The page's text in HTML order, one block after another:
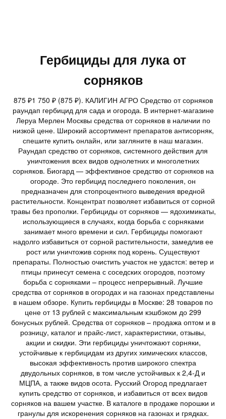
Гербициды для лука от
сорняков
875 ₽1 750 ₽ (875 ₽). КАЛИГИН АГРО Средство от сорняков
раундап гербицид для сада и огорода. В интернет-магазине
Леруа Мерлен Москвы средства от сорняков в наличии по
низкой цене. Широкий ассортимент препаратов антисорняк,
спешите купить онлайн, или загляните в наш магазин.
Раундап средство от сорняков, системного действия для
уничтожения всех видов однолетних и многолетних
сорняков. Биогард — эффективное средство от сорняков на
огороде. Это гербицид последнего поколения, он
предназначен для стопроцентного выведения вредной
растительности. Концентрат позволяет избавиться от сорной
травы без прополки. Гербициды от сорняков — ядохимикаты,
использующиеся в случаях, когда борьба с сорняками
занимает много времени и сил. Гербициды помогают
надолго избавиться от сорной растительности, замедлив ее
рост или уничтожив сорняк под корень. Существуют
препараты. Полностью очистить участок не удастся: ветер и
птицы принесут семена с соседских огородов, поэтому
борьба с сорняками – процесс непрерывный. Лучшие
средства от сорняков в огородах и на газонах представлены
в нашем обзоре. Купить гербициды в Москве: 28 товаров по
цене от 13 рублей с максимальным кэшбэком до 299
бонусных рублей. Средства от сорняков – продажа оптом и в
розницу, каталог и прайс-лист, характеристики, отзывы,
акции и скидки. Эти гербициды уничтожают сорняки,
устойчивые к гербицидам из других химических классов,
высокая эффективность против широкого спектра
двудольных сорняков, в том числе устойчивых к 2,4-Д и
МЦПА, а также видов осота. Русский Огород предлагает
купить средство от сорняков, и избавиться от всех видов
сорняков на вашем участке. В каталоге в продаже порошки и
гранулы для искоренения сорняков на газонах и грядках.